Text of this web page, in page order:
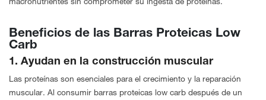
macronutrientes sin comprometer su ingesta de proteínas.
Beneficios de las Barras Proteicas Low
Carb
1. Ayudan en la construcción muscular
Las proteínas son esenciales para el crecimiento y la reparación
muscular. Al consumir barras proteicas low carb después de un